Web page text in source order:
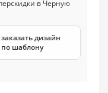
заказать дизайн
по шаблону